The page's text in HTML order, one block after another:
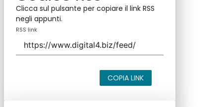
Clicca sul pulsante per copiare il link RSS
negli appunti.
RSS link
COPIA LINK